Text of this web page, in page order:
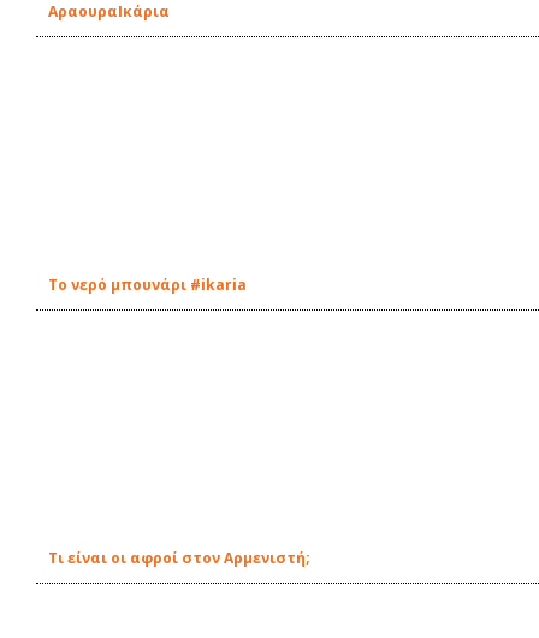
ΑραουραIκάρια
Tο νερό μπουνάρι #ikaria
Τι είναι οι αφροί στον Αρμενιστή;